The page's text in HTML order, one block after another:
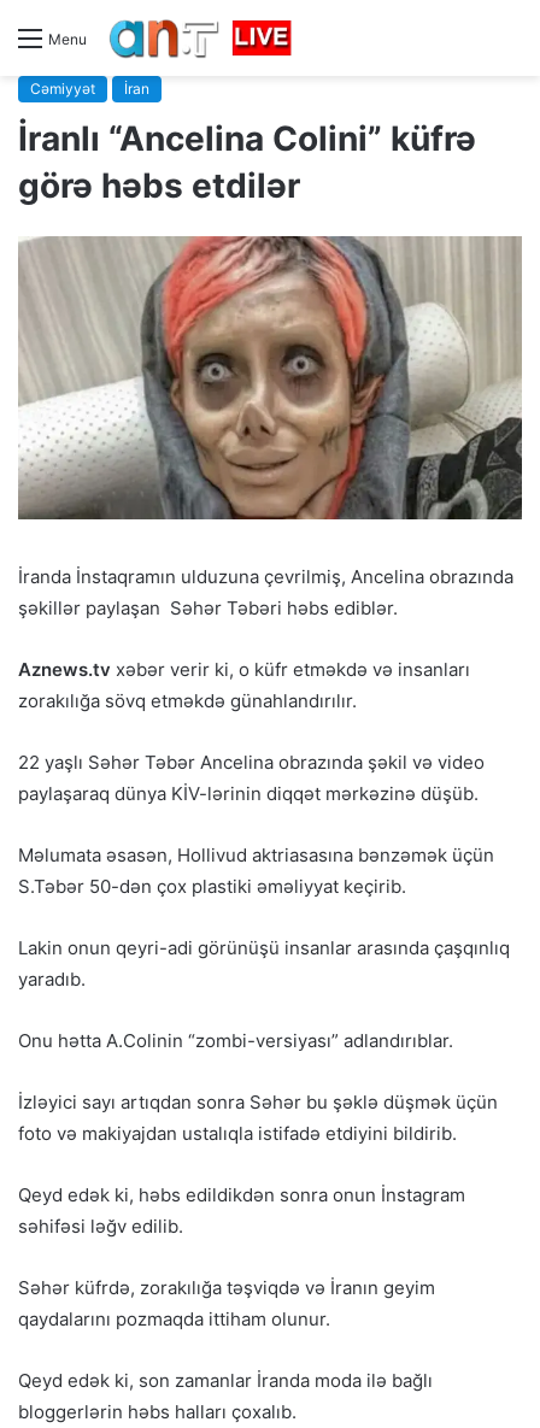
Menu
Cəmiyyət İran
İranlı “Ancelina Colini” küfrə
görə həbs etdilər
İranda İnstaqramın ulduzuna çevrilmiş, Ancelina obrazında
şəkillər paylaşan Səhər Təbəri həbs ediblər.
Aznews.tv xəbər verir ki, o küfr etməkdə və insanları
zorakılığa sövq etməkdə günahlandırılır.
22 yaşlı Səhər Təbər Ancelina obrazında şəkil və video
paylaşaraq dünya KİV-lərinin diqqət mərkəzinə düşüb.
Məlumata əsasən, Hollivud aktriasasına bənzəmək üçün
S.Təbər 50-dən çox plastiki əməliyyat keçirib.
Lakin onun qeyri-adi görünüşü insanlar arasında çaşqınlıq
yaradıb.
Onu hətta A.Colinin “zombi-versiyası” adlandırıblar.
İzləyici sayı artıqdan sonra Səhər bu şəklə düşmək üçün
foto və makiyajdan ustalıqla istifadə etdiyini bildirib.
Qeyd edək ki, həbs edildikdən sonra onun İnstagram
səhifəsi ləğv edilib.
Səhər küfrdə, zorakılığa təşviqdə və İranın geyim
qaydalarını pozmaqda ittiham olunur.
Qeyd edək ki, son zamanlar İranda moda ilə bağlı
bloggerlərin həbs halları çoxalıb.